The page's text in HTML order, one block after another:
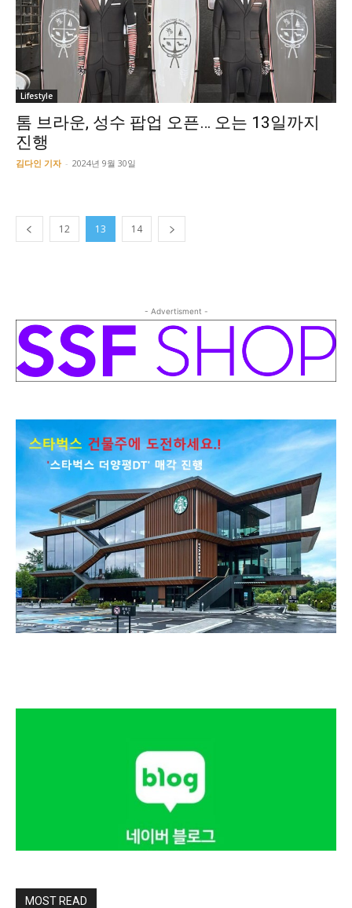
Lifestyle
톰 브라운, 성수 팝업 오픈… 오는 13일까지
진행
김다인 기자 - 2024년 9월 30일
12 13 14
- Advertisment -
MOST READ